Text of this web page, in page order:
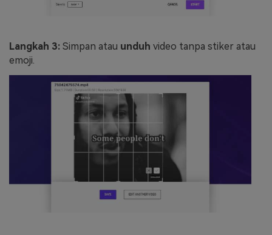
Langkah 3: Simpan atau unduh video tanpa stiker atau
emoji.